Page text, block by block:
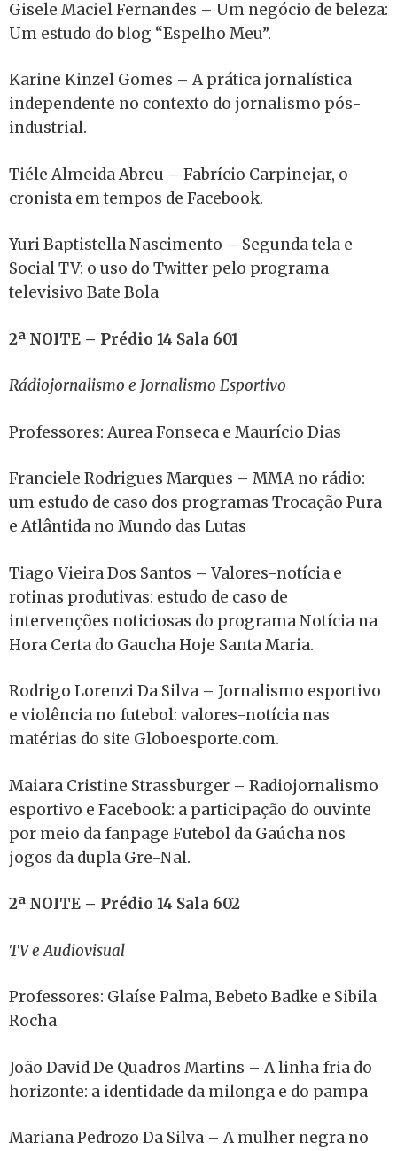
Gisele Maciel Fernandes – Um negócio de beleza:
Um estudo do blog “Espelho Meu”.
Karine Kinzel Gomes – A prática jornalística
independente no contexto do jornalismo pós-
industrial.
Tiéle Almeida Abreu – Fabrício Carpinejar, o
cronista em tempos de Facebook.
Yuri Baptistella Nascimento – Segunda tela e
Social TV: o uso do Twitter pelo programa
televisivo Bate Bola
2ª NOITE – Prédio 14 Sala 601
Rádiojornalismo e Jornalismo Esportivo
Professores: Aurea Fonseca e Maurício Dias
Franciele Rodrigues Marques – MMA no rádio:
um estudo de caso dos programas Trocação Pura
e Atlântida no Mundo das Lutas
Tiago Vieira Dos Santos – Valores-notícia e
rotinas produtivas: estudo de caso de
intervenções noticiosas do programa Notícia na
Hora Certa do Gaucha Hoje Santa Maria.
Rodrigo Lorenzi Da Silva – Jornalismo esportivo
e violência no futebol: valores-notícia nas
matérias do site Globoesporte.com.
Maiara Cristine Strassburger – Radiojornalismo
esportivo e Facebook: a participação do ouvinte
por meio da fanpage Futebol da Gaúcha nos
jogos da dupla Gre-Nal.
2ª NOITE – Prédio 14 Sala 602
TV e Audiovisual
Professores: Glaíse Palma, Bebeto Badke e Sibila
Rocha
João David De Quadros Martins – A linha fria do
horizonte: a identidade da milonga e do pampa
Mariana Pedrozo Da Silva – A mulher negra no